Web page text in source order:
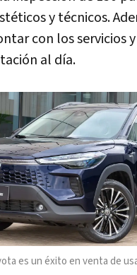
y técnicos.
con los servicios y
al día.
es un éxito en venta de